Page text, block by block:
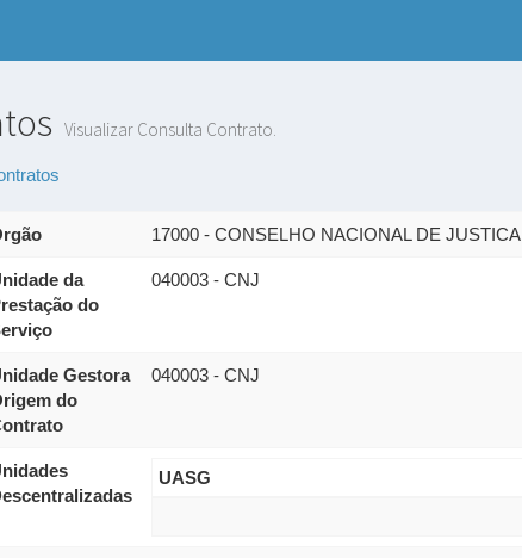
Visualizar Consulta Contrato.
17000 - CONSELHO NACIONAL DE JUSTICA
da
do
040003 - CNJ
Gestora
do
040003 - CNJ
UASG